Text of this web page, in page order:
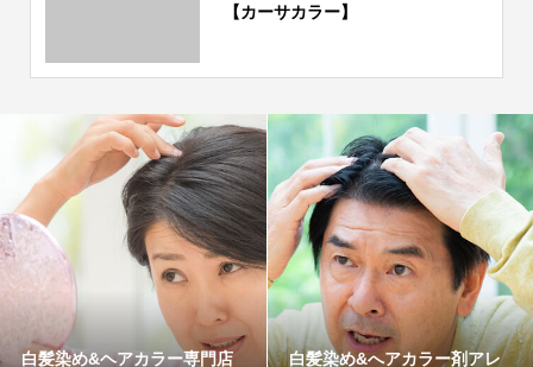
【カーサカラー】
白髪染め&ヘアカラー専門店 白髪染め&へアカラー剤アレ